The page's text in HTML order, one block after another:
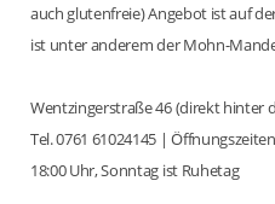
auch glutenfreie) Angebot ist auf
ist unter anderem der Mohn-
Wentzingerstraße 46 (direkt hinter
Tel. 0761 61024145 |
18:00 Uhr, Sonntag ist Ruhetag